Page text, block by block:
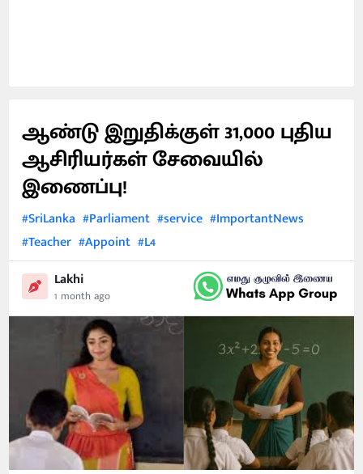
ஆண்டு இறுதிக்குள் 31,000 புதிய
ஆசிரியர்கள் சேவையில்
இணைப்பு!
#SriLanka #Parliament #service #ImportantNews
#Teacher #Appoint #L4
Lakhi
1 month ago